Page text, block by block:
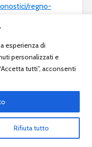
esperienza di
personalizzati e
tutti”, acconsenti
Rifiuta tutto
regno-
banca Torino?
italia/serie-